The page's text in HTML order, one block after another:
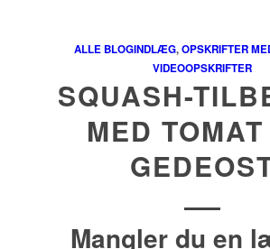
ALLE BLOGINDLÆG,OPSKRIFTER
VIDEOOPSKRIFTER
SQUASH-
MED
Mangler du en